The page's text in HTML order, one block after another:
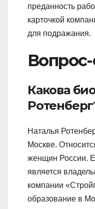
преданность
карточкой
для подражания.
Вопрос-
Какова
Наталья
Москве.
женщин России.
является
компании
образование в